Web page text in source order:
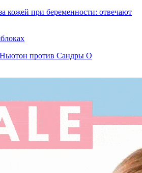
кожей при беременности: отвечают
Ньютон против Сандры О